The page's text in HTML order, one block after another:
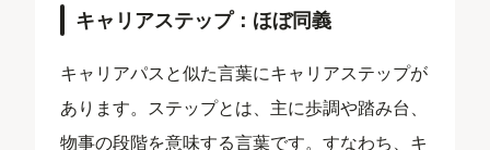
キャリアステップ：ほぼ同義
キャリアパスと似た言葉にキャリアステップが
あります。ステップとは、主に歩調や踏み台、
物事の段階を意味する言葉です。すなわち、キ